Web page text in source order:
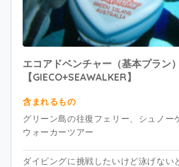
エコアドベンチャー（基本プラン
【GIECO+SEAWALKER】
含まれるもの
グリーン島の往復フェリー、シュノ
ウォーカーツアー
ダイビングに挑戦したいけど泳げない